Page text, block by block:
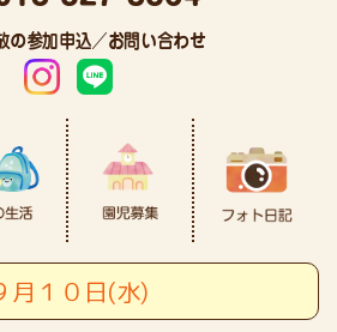
月１０日(水)